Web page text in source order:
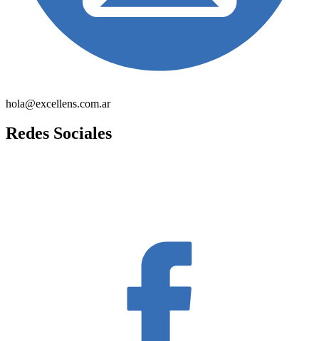
hola@excellens.com.ar
Redes Sociales